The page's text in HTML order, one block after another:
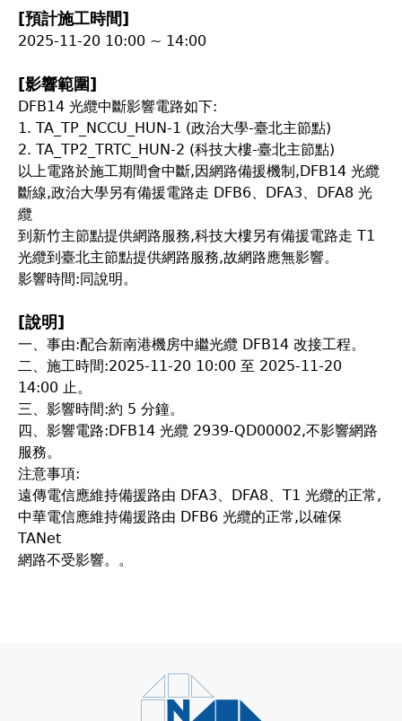
[預計施工時間]
2025-11-20 10:00 ~ 14:00
[影響範圍]
DFB14 光纜中斷影響電路如下:
1. TA_TP_NCCU_HUN-1 (政治大學-臺北主節點)
2. TA_TP2_TRTC_HUN-2 (科技大樓-臺北主節點)
以上電路於施工期間會中斷,因網路備援機制,DFB14 光纜
斷線,政治大學另有備援電路走 DFB6、DFA3、DFA8 光
纜
到新竹主節點提供網路服務,科技大樓另有備援電路走 T1
光纜到臺北主節點提供網路服務,故網路應無影響。
影響時間:同說明。
[說明]
一、事由:配合新南港機房中繼光纜 DFB14 改接工程。
二、施工時間:2025-11-20 10:00 至 2025-11-20
14:00 止。
三、影響時間:約 5 分鐘。
四、影響電路:DFB14 光纜 2939-QD00002,不影響網路
服務。
注意事項:
遠傳電信應維持備援路由 DFA3、DFA8、T1 光纜的正常,
中華電信應維持備援路由 DFB6 光纜的正常,以確保
TANet
網路不受影響。。